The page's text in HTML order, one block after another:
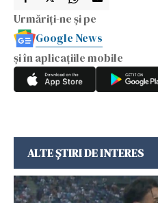
Urmăriți-ne și pe
Google News
și în aplicațiile mobile
ALTE ȘTIRI DE INTERES